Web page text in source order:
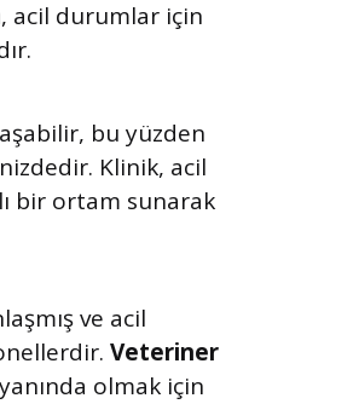
, acil durumlar için
bu yüzden
Klinik, acil
bir ortam sunarak
ve acil
Veteriner
olmak için